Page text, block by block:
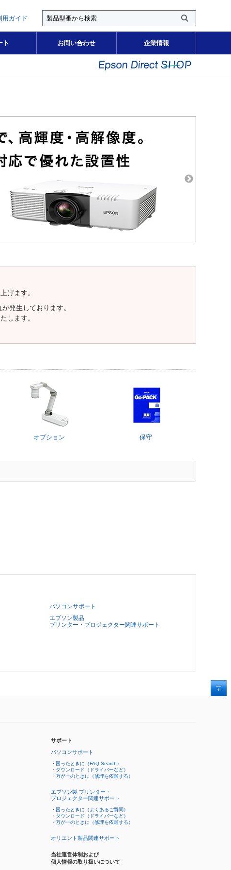
用ガイド
ト お問い合わせ 企業情報
げます。
発生しております。
します。
オプション 保守
パソコンサポート
エプソン製品
プリンター・プロジェクター関連サポート
サポート
パソコンサポート
・ 困ったときに（FAQ Search）
・ ダウンロード（ドライバーなど）
・ 万が一のときに（修理を依頼する）
エプソン製 プリンター・
プロジェクター関連サポート
・ 困ったときに（よくあるご質問）
・ ダウンロード（ドライバーなど）
・ 万が一のときに（修理を依頼する）
オリエント製品関連サポート
当社運営体制および
個人情報の取り扱いについて